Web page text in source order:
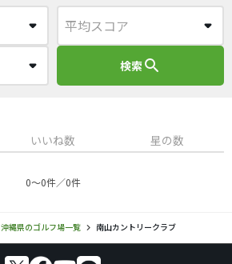
検索search
いいね数 星の数
0〜0件／0件
沖縄県のゴルフ場一覧 南山カントリークラブ